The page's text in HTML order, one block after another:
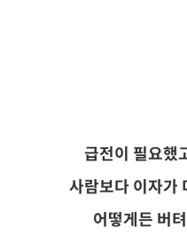
급전이 필요했
사람보다 이자가
어떻게든 버